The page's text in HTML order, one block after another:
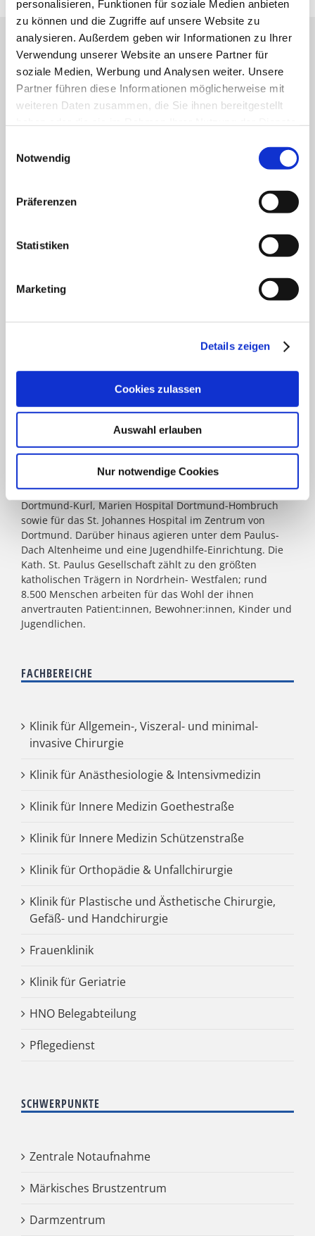
personalisieren, Funktionen für soziale Medien anbieten
zu können und die Zugriffe auf unsere Website zu
analysieren. Außerdem geben wir Informationen zu Ihrer
Verwendung unserer Website an unsere Partner für
soziale Medien, Werbung und Analysen weiter. Unsere
Partner führen diese Informationen möglicherweise mit
weiteren Daten zusammen, die Sie ihnen bereitgestellt
Notwendig
Präferenzen
Statistiken
Marketing
Details zeigen
Cookies zulassen
Auswahl erlauben
Nur notwendige Cookies
MARIENKRANKENHAUS SCHWERTE
Goethestraße 19
Telefon0 23 04 - 109 - 0
E-Mailinfo@marien-kh.de
Schützenstraße 9
Telefon
Telefax 0 23 04 - 202 - 109
Standorten gehört zurKath. St. Paulus Gesellschaft. Acht
weitere Krankenhäuser mit zusammen 2.900 Betten
zählen zum Verbund: St. Marien Hospital Lünen, St.
Castrop-Rauxel, St. Josefs Hospital Hörde, Katholisches
Krankenhaus Dortmund-West, St. Elisabeth Krankenhaus
Dortmund-Kurl, Marien Hospital Dortmund-Hombruch
sowie für das St. Johannes Hospital im Zentrum von
Dortmund. Darüber hinaus agieren unter dem Paulus-
Dach Altenheime und eine Jugendhilfe-Einrichtung. Die
Kath. St. Paulus Gesellschaft zählt zu den größten
katholischen Trägern in Nordrhein- Westfalen; rund
8.500 Menschen arbeiten für das Wohl der ihnen
anvertrauten Patient:innen, Bewohner:innen, Kinder und
Jugendlichen.
FACHBEREICHE
Klinik für Allgemein-, Viszeral- und minimal-
invasive Chirurgie
Klinik für Anästhesiologie & Intensivmedizin
Klinik für Innere Medizin Goethestraße
Klinik für Innere Medizin Schützenstraße
Klinik für Orthopädie & Unfallchirurgie
Klinik für Plastische und Ästhetische Chirurgie,
Gefäß- und Handchirurgie
Frauenklinik
Klinik für Geriatrie
HNO Belegabteilung
Pflegedienst
SCHWERPUNKTE
Zentrale Notaufnahme
Märkisches Brustzentrum
Darmzentrum